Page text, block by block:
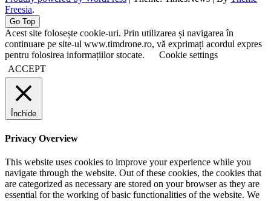
Freesia.
Go Top
Acest site folosește cookie-uri. Prin utilizarea și navigarea în
continuare pe site-ul www.timdrone.ro, vă exprimați acordul expres
pentru folosirea informațiilor stocate.
Cookie settings
ACCEPT
Închide
Privacy Overview
This website uses cookies to improve your experience while you
navigate through the website. Out of these cookies, the cookies that
are categorized as necessary are stored on your browser as they are
essential for the working of basic functionalities of the website. We